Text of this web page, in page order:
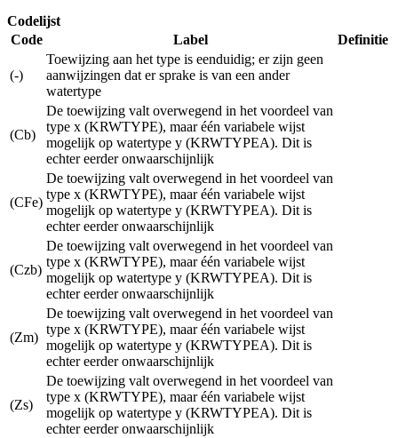
Codelijst
Code
Label Definitie
(-)
Toewijzing aan het type is eenduidig; er zijn geen
aanwijzingen dat er sprake is van een ander
watertype
(Cb)
De toewijzing valt overwegend in het voordeel van
type x (KRWTYPE), maar één variabele wijst
mogelijk op watertype y (KRWTYPEA). Dit is
echter eerder onwaarschijnlijk
(CFe)
De toewijzing valt overwegend in het voordeel van
type x (KRWTYPE), maar één variabele wijst
mogelijk op watertype y (KRWTYPEA). Dit is
echter eerder onwaarschijnlijk
(Czb)
De toewijzing valt overwegend in het voordeel van
type x (KRWTYPE), maar één variabele wijst
mogelijk op watertype y (KRWTYPEA). Dit is
echter eerder onwaarschijnlijk
(Zm)
De toewijzing valt overwegend in het voordeel van
type x (KRWTYPE), maar één variabele wijst
mogelijk op watertype y (KRWTYPEA). Dit is
echter eerder onwaarschijnlijk
(Zs)
De toewijzing valt overwegend in het voordeel van
type x (KRWTYPE), maar één variabele wijst
mogelijk op watertype y (KRWTYPEA). Dit is
echter eerder onwaarschijnlijk